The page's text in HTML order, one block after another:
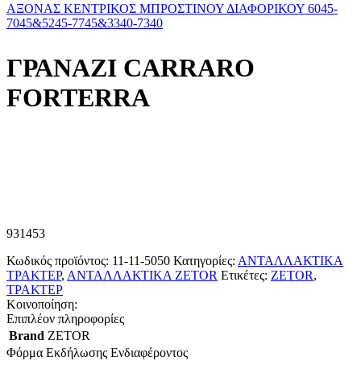
ΑΞΟΝΑΣ ΚΕΝΤΡΙΚΟΣ ΜΠΡΟΣΤΙΝΟΥ ΔΙΑΦΟΡΙΚΟΥ 6045-
7045&5245-7745&3340-7340
ΓΡΑΝΑΖΙ CARRARO
FORTERRA
931453
Κωδικός προϊόντος: 11-11-5050 Κατηγορίες: ΑΝΤΑΛΛΑΚΤΙΚΑ
ΤΡΑΚΤΕΡ, ΑΝΤΑΛΛΑΚΤΙΚΑ ZETOR Ετικέτες: ZETOR,
ΤΡΑΚΤΕΡ
Κοινοποίηση:
Επιπλέον πληροφορίες
Brand ZETOR
Φόρμα Εκδήλωσης Ενδιαφέροντος